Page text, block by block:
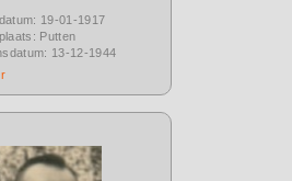
19-01-1917
Putten
13-12-1944